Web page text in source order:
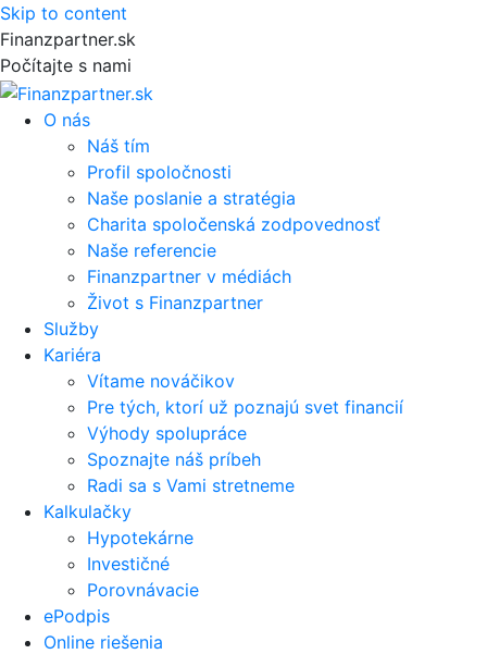
Skip to content
Finanzpartner.sk
Počítajte s nami
O nás
Náš tím
Profil spoločnosti
Naše poslanie a stratégia
Charita spoločenská zodpovednosť
Naše referencie
Finanzpartner v médiách
Život s Finanzpartner
Služby
Kariéra
Vítame nováčikov
Pre tých, ktorí už poznajú svet financií
Výhody spolupráce
Spoznajte náš príbeh
Radi sa s Vami stretneme
Kalkulačky
Hypotekárne
Investičné
Porovnávacie
ePodpis
Online riešenia